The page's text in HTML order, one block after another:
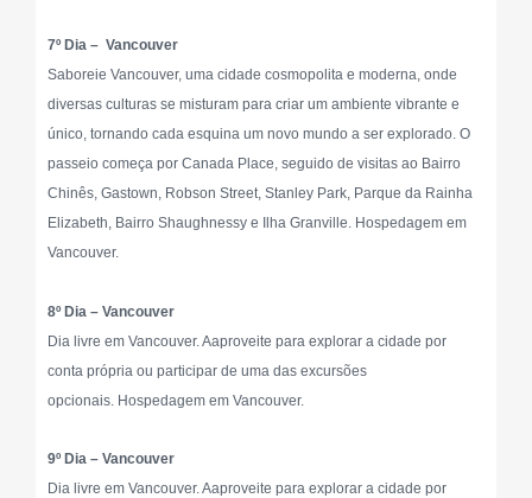
7º Dia – Vancouver
Saboreie Vancouver, uma cidade cosmopolita e moderna, onde
diversas culturas se misturam para criar um ambiente vibrante e
único, tornando cada esquina um novo mundo a ser explorado. O
passeio começa por Canada Place, seguido de visitas ao Bairro
Chinês, Gastown, Robson Street, Stanley Park, Parque da Rainha
Elizabeth, Bairro Shaughnessy e Ilha Granville. Hospedagem em
Vancouver.
8º Dia – Vancouver
Dia livre em Vancouver. Aaproveite para explorar a cidade por
conta própria ou participar de uma das excursões
opcionais. Hospedagem em Vancouver.
9º Dia – Vancouver
Dia livre em Vancouver. Aaproveite para explorar a cidade por